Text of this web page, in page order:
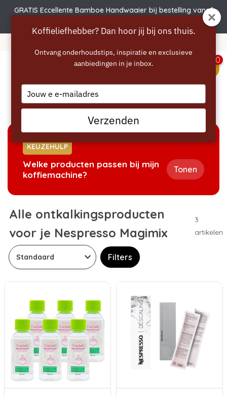
GRATIS Eccellente Bamboe Handwaaier bij bestelling vanaf
0
Home/Ontkalken/Nespresso Magimix ontkalker
KEUZEHULP
Welke producten passen bij mijn
koffiemachine?
Tonen
Alle ontkalkingsproducten
voor je Nespresso Magimix
3
artikelen
Filters
Koffieliefhebber? Dan hoor jij bij ons thuis.
Ontvang onderhoudstips, inspiratie en exclusieve
aanbiedingen in je inbox.
Type
your
email
Verzenden